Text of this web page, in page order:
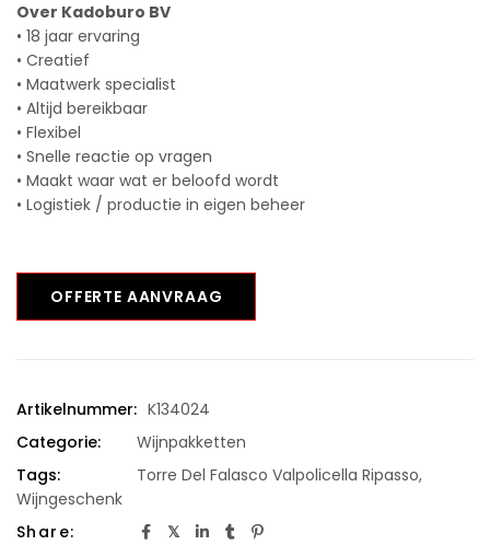
Over Kadoburo BV
• 18 jaar ervaring
• Creatief
• Maatwerk specialist
• Altijd bereikbaar
• Flexibel
• Snelle reactie op vragen
• Maakt waar wat er beloofd wordt
• Logistiek / productie in eigen beheer
OFFERTE AANVRAAG
Artikelnummer: K134024
Categorie:
Wijnpakketten
Tags:
Torre Del Falasco Valpolicella Ripasso,
Wijngeschenk
Share: